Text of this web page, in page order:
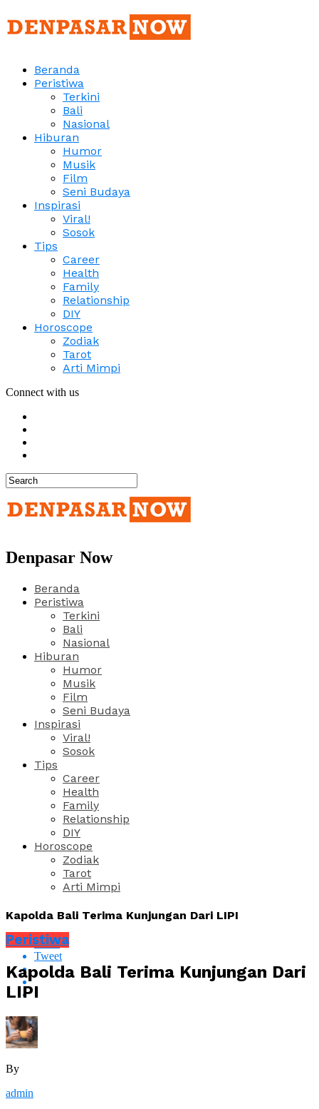
Beranda
Peristiwa
Terkini
Bali
Nasional
Hiburan
Humor
Musik
Film
Seni Budaya
Inspirasi
Viral!
Sosok
Tips
Career
Health
Family
Relationship
DIY
Horoscope
Zodiak
Tarot
Arti Mimpi
Connect with us
Denpasar Now
Beranda
Peristiwa
Terkini
Bali
Nasional
Hiburan
Humor
Musik
Film
Seni Budaya
Inspirasi
Viral!
Sosok
Tips
Career
Health
Family
Relationship
DIY
Horoscope
Zodiak
Tarot
Arti Mimpi
Kapolda Bali Terima Kunjungan Dari LIPI
Share
Tweet
Peristiwa
Kapolda Bali Terima Kunjungan Dari
LIPI
By
admin